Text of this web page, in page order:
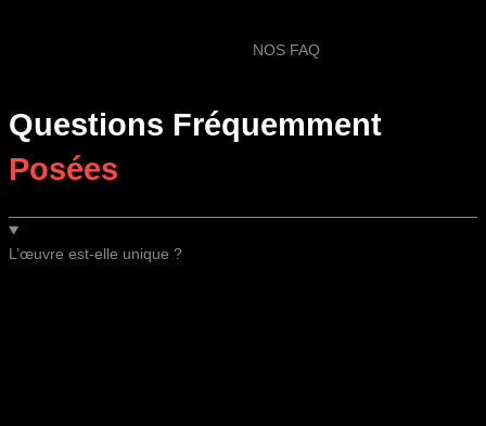
NOS FAQ
Questions Fréquemment
Posées
L’œuvre est-elle unique ?